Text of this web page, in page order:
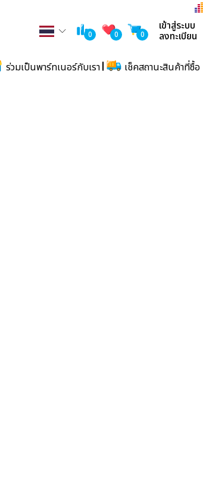
0 0 0
เข้าสู่ระบบ
ลงทะเบียน
ร่วมเป็นพาร์ทเนอร์กับเรา เช็คสถานะสินค้าที่ซื้อ